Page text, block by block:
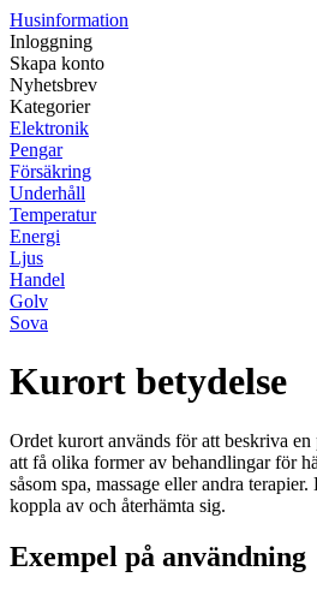
Husinformation
Inloggning
Skapa konto
Nyhetsbrev
Kategorier
Elektronik
Pengar
Försäkring
Underhåll
Temperatur
Energi
Ljus
Handel
Golv
Sova
Kurort betydelse
Ordet kurort används för att beskriva
att få olika former av behandlingar för
såsom spa, massage eller andra
koppla av och återhämta sig.
Exempel på användning